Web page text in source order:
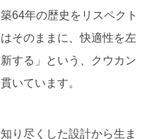
64年の歴史をリスペクト
そのままに、快適性を左
する」という、クウカン
いています。
り尽くした設計から生ま